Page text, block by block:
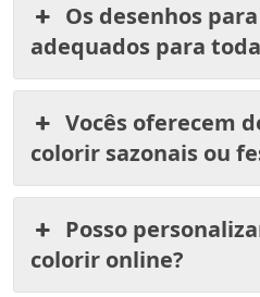
Os desenhos
adequados para
Vocês oferecem
colorir sazonais ou
Posso
colorir online?